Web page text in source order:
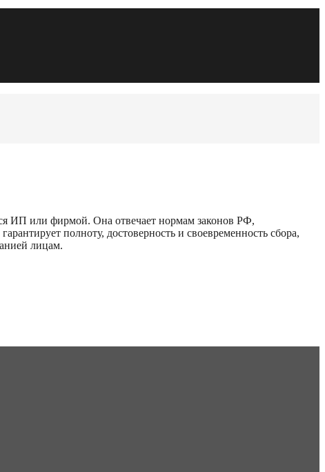
ИП или фирмой. Она отвечает нормам законов РФ,
полноту, достоверность и своевременность сбора,
лицам.